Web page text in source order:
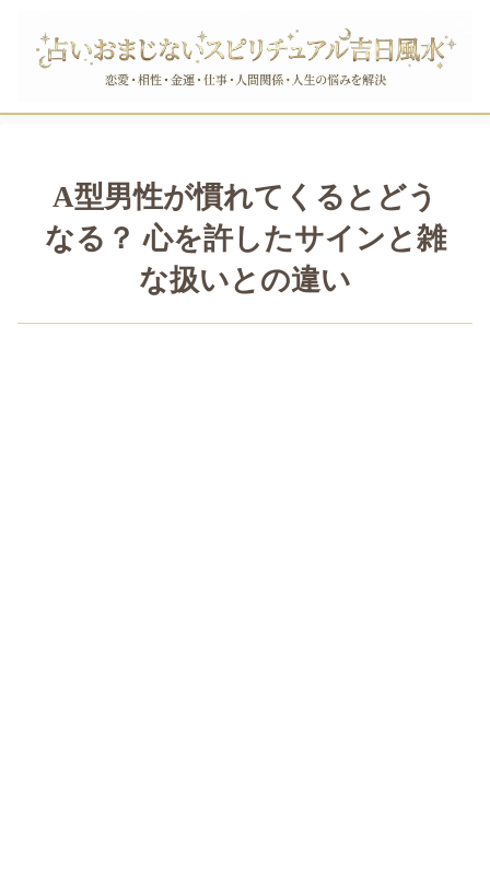
A型男性が慣れてくるとどう
なる？ 心を許したサインと雑
な扱いとの違い